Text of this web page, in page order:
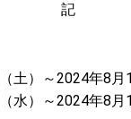
記
土）～2024年8月
水）～2024年8月